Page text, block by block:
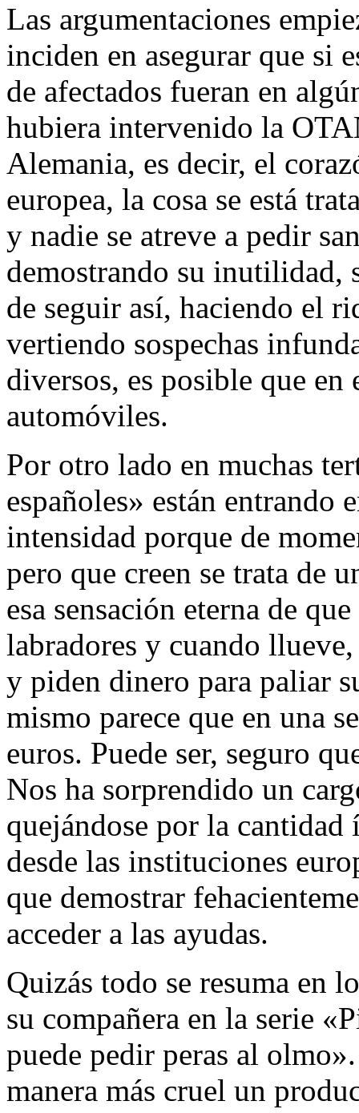
Las argumentaciones
inciden en asegurar que si
de afectados fueran en
hubiera intervenido la
Alemania, es decir, el
europea, la cosa se está
y nadie se atreve a pedir
demostrando su inutilidad,
de seguir así, haciendo el
vertiendo sospechas
diversos, es posible que
automóviles.
Por otro lado en muchas
españoles» están entrando
intensidad porque de
pero que creen se trata de
esa sensación eterna de
labradores y cuando
y piden dinero para paliar
mismo parece que en una
euros. Puede ser, seguro
Nos ha sorprendido un
quejándose por la
desde las instituciones
que demostrar
acceder a las ayudas.
Quizás todo se resuma en
su compañera en la serie
puede pedir peras al
manera más cruel un